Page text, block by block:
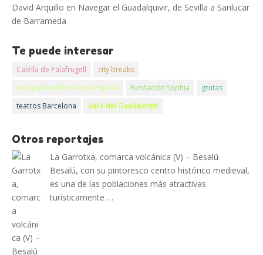
David Arquillo en Navegar el Guadalquivir, de Sevilla a Sanlucar
de Barrameda
Te puede interesar
Calella de Palafrugell
city breaks
escapadas última hora España
Fundación Sophia
grutas
teatros Barcelona
Valle del Guadalentín
Otros reportajes
La Garrotxa, comarca volcánica (V) – Besalú
Besalú, con su pintoresco centro histórico medieval,
es una de las poblaciones más atractivas
turísticamente …